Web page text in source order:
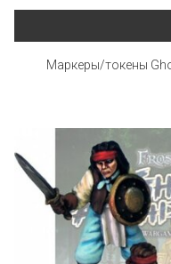
Маркеры/токены